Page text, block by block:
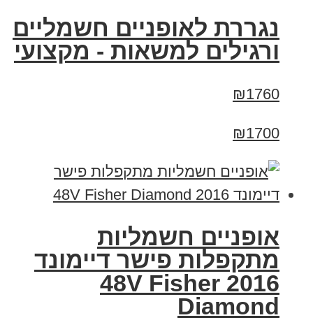
נגררת לאופניים חשמליים
ורגילים למשאות - מקצועי
₪1760
₪1700
אופניים חשמליות
מתקפלות פישר דיימונד
2016 48V Fisher
Diamond